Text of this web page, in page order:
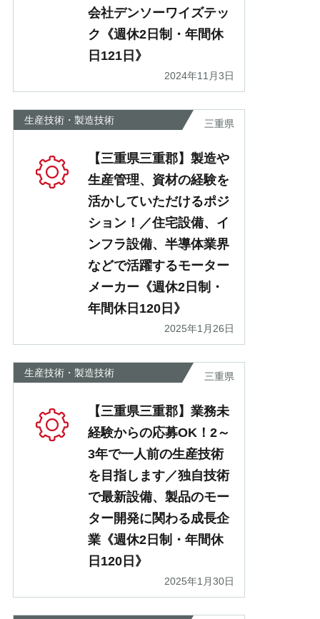
会社デンソーワイズテッ
ク《週休2日制・年間休
日121日》
2024年11月3日
生産技術・製造技術 三重県
【三重県三重郡】製造や
生産管理、資材の経験を
活かしていただけるポジ
ション！／住宅設備、イ
ンフラ設備、半導体業界
などで活躍するモーター
メーカー《週休2日制・
年間休日120日》
2025年1月26日
生産技術・製造技術 三重県
【三重県三重郡】業務未
経験からの応募OK！2～
3年で一人前の生産技術
を目指します／独自技術
で最新設備、製品のモー
ター開発に関わる成長企
業《週休2日制・年間休
日120日》
2025年1月30日